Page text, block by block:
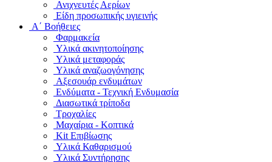
Ανιχνευτές Αερίων
Είδη προσωπικής υγιεινής
Α΄ Βοήθειες
Φαρμακεία
Υλικά ακινητοποίησης
Υλικά μεταφοράς
Υλικά αναζωογόνησης
Αξεσουάρ ενδυμάτων
Ενδύματα - Τεχνική Ενδυμασία
Διασωτικά τρίποδα
Τροχαλίες
Μαχαίρια - Κοπτικά
Kit Επιβίωσης
Υλικά Καθαρισμού
Υλικά Συντήρησης